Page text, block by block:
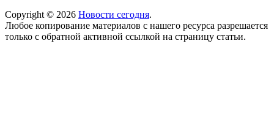
Copyright © 2026 Новости сегодня.
Любое копирование материалов с нашего ресурса разрешается
только с обратной активной ссылкой на страницу статьи.